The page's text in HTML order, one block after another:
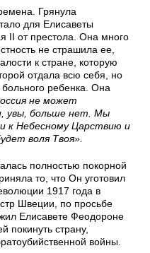
Грянула
для Елисаветы
II от престола. Она много
не страшила ее,
к стране, которую
отдала всю себя, но
ребенка. Она
не может
увы, больше нет. Мы
к Небесному Царствию и
воля Твоя».
полностью покорной
то, что Он уготовил
1917 года в
Швеции, по просьбе
Елисавете Феодороне
покинуть страну,
войны.